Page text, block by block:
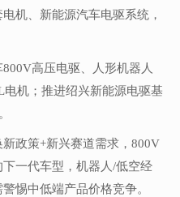
机、新能源汽车电驱系统，
高压电驱、人形机器人
机；推进绍兴新能源电驱基
政策+新兴赛道需求，800V
一代车型，机器人/低空经
惕中低端产品价格竞争。